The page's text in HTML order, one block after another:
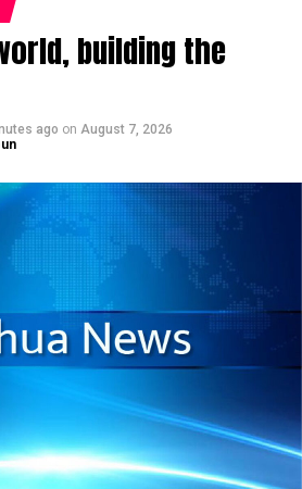
building the
ago on August 7, 2026